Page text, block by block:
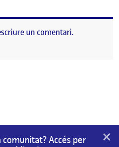
un comentari.
Accés per
×